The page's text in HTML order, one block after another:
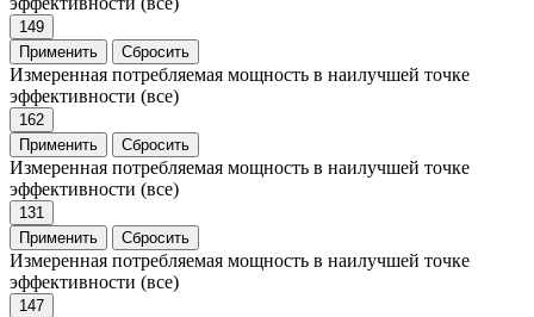
149
Применить
Сбросить
Измеренная потребляемая мощность в наилучшей точке
эффективности (все)
162
Применить
Сбросить
Измеренная потребляемая мощность в наилучшей точке
эффективности (все)
131
Применить
Сбросить
Измеренная потребляемая мощность в наилучшей точке
эффективности (все)
147